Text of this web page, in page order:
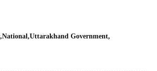
National Uttarakhand Government